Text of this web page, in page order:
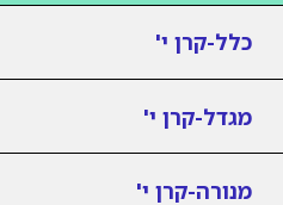
כלל-קרן י'
מגדל-קרן י'
מנורה-קרן י'